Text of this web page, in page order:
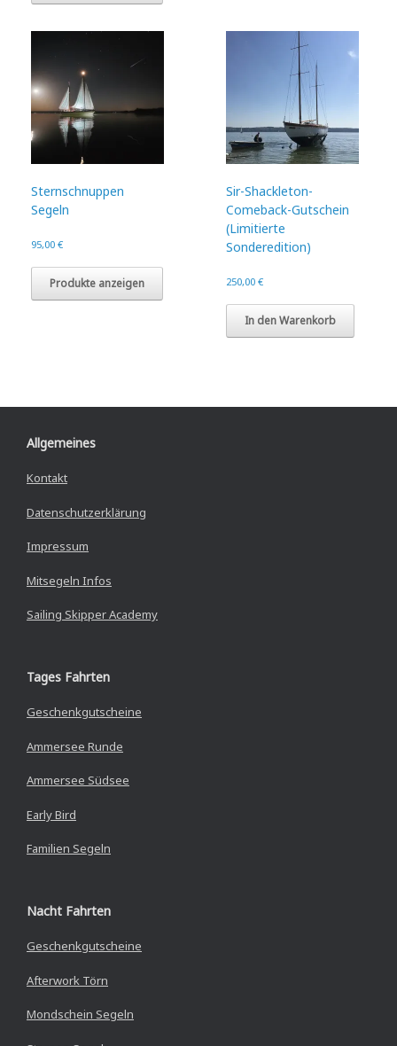
Sternschnuppen
Segeln
95,00 €
Produkte anzeigen
Sir-Shackleton-
Comeback-Gutschein
(Limitierte
Sonderedition)
250,00€
In den Warenkorb
Allgemeines
Kontakt
Datenschutzerklärung
Impressum
Mitsegeln Infos
Sailing Skipper Academy
Tages Fahrten
Geschenkgutscheine
Ammersee Runde
Ammersee Südsee
Early Bird
Familien Segeln
Nacht Fahrten
Geschenkgutscheine
Afterwork Törn
Mondschein Segeln